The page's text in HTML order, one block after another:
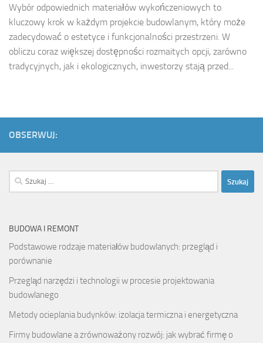
Wybór odpowiednich materiałów wykończeniowych to
kluczowy krok w każdym projekcie budowlanym, który może
zadecydować o estetyce i funkcjonalności przestrzeni. W
obliczu coraz większej dostępności rozmaitych opcji, zarówno
tradycyjnych, jak i ekologicznych, inwestorzy stają przed...
OBSERWUJ:
Szukaj:
BUDOWA I REMONT
Podstawowe rodzaje materiałów budowlanych: przegląd i
porównanie
Przegląd narzędzi i technologii w procesie projektowania
budowlanego
Metody ocieplania budynków: izolacja termiczna i energetyczna
Firmy budowlane a zrównoważony rozwój: jak wybrać firmę o